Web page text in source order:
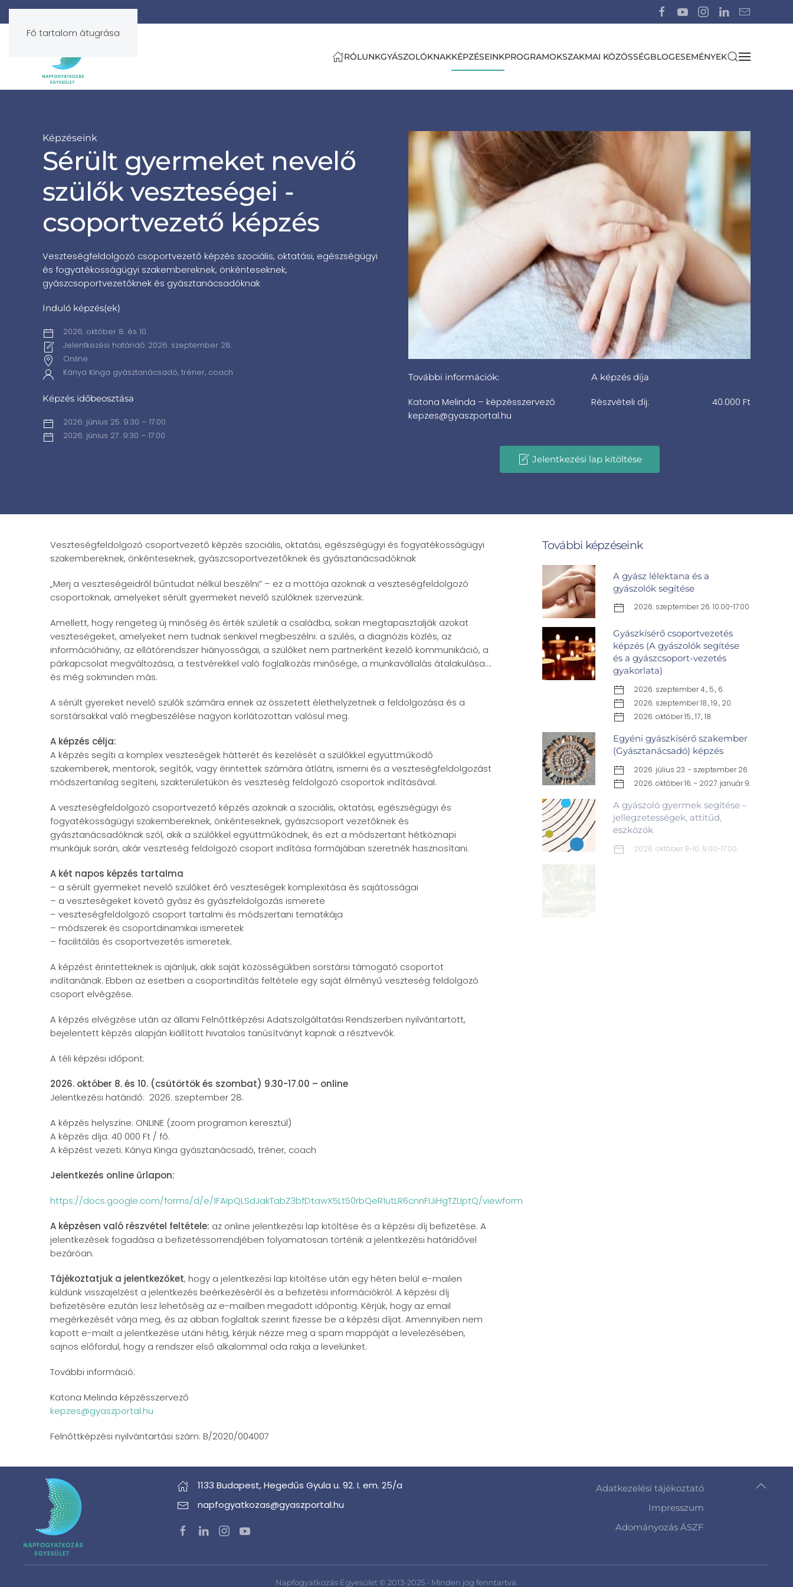
Fő tartalom átugrása
RÓLUNKGYÁSZOLÓKNAKKÉPZÉSEINKPROGRAMOKSZAKMAI KÖZÖSSÉGBLOGESEMÉNYEK
Képzéseink
Sérült gyermeket nevelő
szülők veszteségei -
csoportvezető képzés
Veszteségfeldolgozó csoportvezető képzés szociális, oktatási, egészségügyi
és fogyatékosságügyi szakembereknek, önkénteseknek,
gyászcsoportvezetőknek és gyásztanácsadóknak
Induló képzés(ek)
2026. október 8. és 10.
Jelentkezési határidő: 2026. szeptember 28.
Online
Kánya Kinga gyásztanácsadó, tréner, coach
Képzés időbeosztása
2026. június 25. 9:30 – 17:00
2026. június 27. 9:30 – 17:00
További információk:
Katona Melinda – képzésszervező
kepzes@gyaszportal.hu
A képzés díja
Részvételi díj: 40.000 Ft
Jelentkezési lap kitöltése
Veszteségfeldolgozó csoportvezető képzés szociális, oktatási, egészségügyi és fogyatékosságügyi
szakembereknek, önkénteseknek, gyászcsoportvezetőknek és gyásztanácsadóknak
„Merj a veszteségeidről bűntudat nélkül beszélni” – ez a mottója azoknak a veszteségfeldolgozó
csoportoknak, amelyeket sérült gyermeket nevelő szülőknek szervezünk.
Amellett, hogy rengeteg új minőség és érték születik a családba, sokan megtapasztalják azokat
veszteségeket, amelyeket nem tudnak senkivel megbeszélni: a szülés, a diagnózis közlés, az
információhiány, az ellátórendszer hiányosságai, a szülőket nem partnerként kezelő kommunikáció, a
párkapcsolat megváltozása, a testvérekkel való foglalkozás minősége, a munkavállalás átalakulása….
és még sokminden más.
A sérült gyereket nevelő szülők számára ennek az összetett élethelyzetnek a feldolgozása és a
sorstársakkal való megbeszélése nagyon korlátozottan valósul meg.
A képzés célja:
A képzés segíti a komplex veszteségek hátterét és kezelését a szülőkkel együttműködő
szakemberek, mentorok, segítők, vagy érintettek számára átlátni, ismerni és a veszteségfeldolgozást
módszertanilag segíteni, szakterületükön és veszteség feldolgozó csoportok indításával.
A veszteségfeldolgozó csoportvezető képzés azoknak a szociális, oktatási, egészségügyi és
fogyatékosságügyi szakembereknek, önkénteseknek, gyászcsoport vezetőknek és
gyásztanácsadóknak szól, akik a szülőkkel együttműködnek, és ezt a módszertant hétköznapi
munkájuk során, akár veszteség feldolgozó csoport indítása formájában szeretnék hasznosítani.
A két napos képzés tartalma
– a sérült gyermeket nevelő szülőket érő veszteségek komplexitása és sajátosságai
– a veszteségeket követő gyász és gyászfeldolgozás ismerete
– veszteségfeldolgozó csoport tartalmi és módszertani tematikája
– módszerek és csoportdinamikai ismeretek
– facilitálás és csoportvezetés ismeretek.
A képzést érintetteknek is ajánljuk, akik saját közösségükben sorstársi támogató csoportot
indítanának. Ebben az esetben a csoportindítás feltétele egy saját élményű veszteség feldolgozó
csoport elvégzése.
A képzés elvégzése után az állami Felnőttképzési Adatszolgáltatási Rendszerben nyilvántartott,
bejelentett képzés alapján kiállított hivatalos tanúsítványt kapnak a résztvevők.
A téli képzési időpont:
2026. október 8. és 10. (csütörtök és szombat) 9.30-17.00 – online
Jelentkezési határidő: 2026. szeptember 28.
A képzés helyszíne: ONLINE (zoom programon keresztül)
A képzés díja: 40 000 Ft / fő.
A képzést vezeti: Kánya Kinga gyásztanácsadó, tréner, coach
Jelentkezés online űrlapon:
https://docs.google.com/forms/d/e/1FAIpQLSdJakTabZ3bfDtawX5Lt50rbQeR1utLR6cnnFIJiHgTZLIptQ/viewform
A képzésen való részvétel feltétele: az online jelentkezési lap kitöltése és a képzési díj befizetése. A
jelentkezések fogadása a befizetéssorrendjében folyamatosan történik a jelentkezési határidővel
bezáróan.
Tájékoztatjuk a jelentkezőket, hogy a jelentkezési lap kitöltése után egy héten belül e-mailen
küldünk visszajelzést a jelentkezés beérkezéséről és a befizetési információkról. A képzési díj
befizetésére ezután lesz lehetőség az e-mailben megadott időpontig. Kérjük, hogy az email
megérkezését várja meg, és az abban foglaltak szerint fizesse be a képzési díjat. Amennyiben nem
kapott e-mailt a jelentkezése utáni hétig, kérjük nézze meg a spam mappáját a levelezésében,
sajnos előfordul, hogy a rendszer első alkalommal oda rakja a levelünket.
További információ:
Katona Melinda képzésszervező
kepzes@gyaszportal.hu
Felnőttképzési nyilvántartási szám: B/2020/004007
További képzéseink
A gyász lélektana és a
gyászolók segítése
2026. szeptember 26. 10.00-17.00
Gyászkísérő csoportvezetés
képzés (A gyászolók segítése
és a gyászcsoport-vezetés
gyakorlata)
2026. szeptember 4., 5., 6.
2026. szeptember 18., 19., 20.
2026. október 15., 17., 18.
Egyéni gyászkísérő szakember
(Gyásztanácsadó) képzés
2026. július 23. - szeptember 26.
2026. október 16. - 2027. január 9.
A gyászoló gyermek segítése –
jellegzetességek, attitűd,
eszközök
2026. október 9-10. 9.00-17.00
1133 Budapest,Hegedűs Gyula u. 92. I. em. 25/a
napfogyatkozas@gyaszportal.hu
Adatkezelési tájékoztató
Impresszum
Adományozás ÁSZF
Napfogyatkozás Egyesület © 2013-2025 - Minden jog fenntartva.